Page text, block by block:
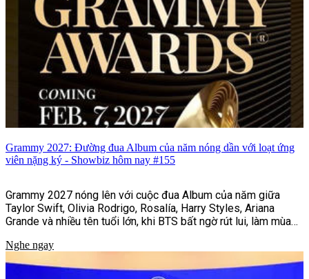
Grammy 2027: Đường đua Album của năm nóng dần với loạt ứng
viên nặng ký - Showbiz hôm nay #155
Grammy 2027 nóng lên với cuộc đua Album của năm giữa
Taylor Swift, Olivia Rodrigo, Rosalía, Harry Styles, Ariana
Grande và nhiều tên tuổi lớn, khi BTS bất ngờ rút lui, làm mùa
Nghe ngay